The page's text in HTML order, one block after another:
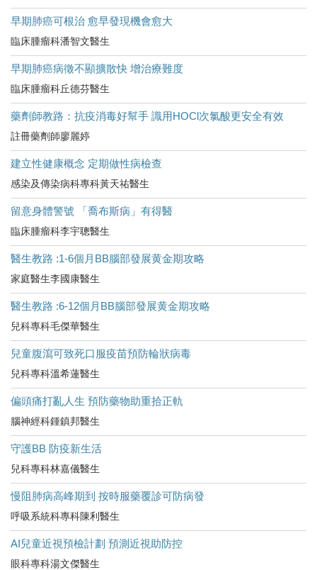
早期肺癌可根治 愈早發現機會愈大
臨床腫瘤科潘智文醫生
早期肺癌病徵不顯擴散快 增治療難度
臨床腫瘤科丘德芬醫生
藥劑師教路：抗疫消毒好幫手 識用HOCl次氯酸更安全有效
註冊藥劑師廖麗婷
建立性健康概念 定期做性病檢查
感染及傳染病科專科黃天祐醫生
留意身體警號 「喬布斯病」有得醫
臨床腫瘤科李宇聰醫生
醫生教路 :1-6個月BB腦部發展黄金期攻略
家庭醫生李國康醫生
醫生教路 :6-12個月BB腦部發展黄金期攻略
兒科專科毛傑華醫生
兒童腹瀉可致死口服疫苗預防輪狀病毒
兒科專科溫希蓮醫生
偏頭痛打亂人生 預防藥物助重拾正軌
腦神經科鍾鎮邦醫生
守護BB 防疫新生活
兒科專科林嘉儀醫生
慢阻肺病高峰期到 按時服藥覆診可防病發
呼吸系統科專科陳利醫生
AI兒童近視預檢計劃 預測近視助防控
眼科專科湯文傑醫生